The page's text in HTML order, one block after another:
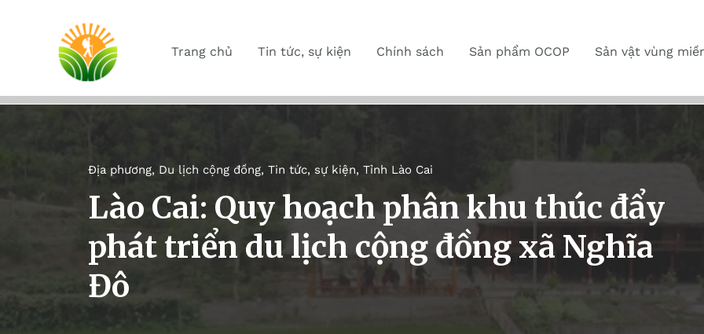
Trang chủ Tin tức, sự kiện Chính sách Sản phẩm OCOP Sản vật vùng
Địa phương, Du lịch cộng đồng, Tin tức, sự kiện, Tỉnh Lào Cai
Lào Cai: Quy hoạch phân khu thúc đẩy
phát triển du lịch cộng đồng xã Nghĩa
Đô